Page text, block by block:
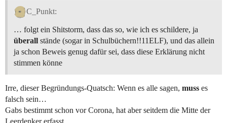
C_Punkt:
… folgt ein Shitstorm, dass das so, wie ich es schildere, ja
überall stände (sogar in Schulbüchern!!11ELF), und das allein
ja schon Beweis genug dafür sei, dass diese Erklärung nicht
stimmen könne
Irre, dieser Begründungs-Quatsch: Wenn es alle sagen, muss es
falsch sein…
Gabs bestimmt schon vor Corona, hat aber seitdem die Mitte der